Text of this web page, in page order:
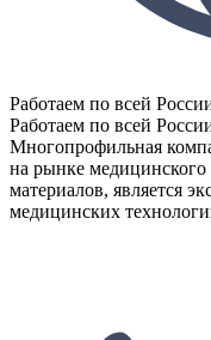
Работаем по всей
Работаем по всей
Многопрофильная
на рынке
материалов, является
медицинских